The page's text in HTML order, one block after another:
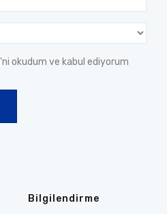
'ni okudum ve kabul ediyorum
Bilgilendirme